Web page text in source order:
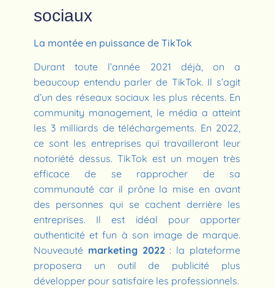
sociaux
La montée en puissance de TikTok
Durant toute l’année 2021 déjà, on a
beaucoup entendu parler de TikTok. Il s’agit
d’un des réseaux sociaux les plus récents. En
community management, le média a atteint
les 3 milliards de téléchargements. En 2022,
ce sont les entreprises qui travailleront leur
notoriété dessus. TikTok est un moyen très
efficace de se rapprocher de sa
communauté car il prône la mise en avant
des personnes qui se cachent derrière les
entreprises. Il est idéal pour apporter
authenticité et fun à son image de marque.
Nouveauté marketing 2022 : la plateforme
proposera un outil de publicité plus
développer pour satisfaire les professionnels.